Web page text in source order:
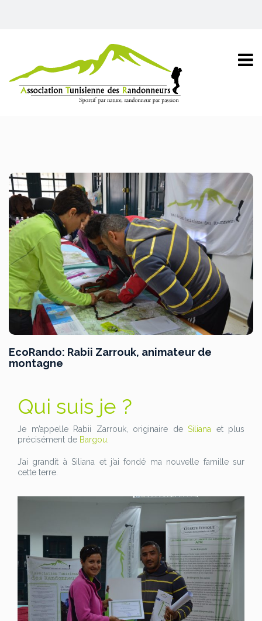
EcoRando: Rabii Zarrouk, animateur de
montagne
Qui suis je ?
Je m’appelle Rabii Zarrouk, originaire de Siliana et plus
précisément de Bargou
J’ai grandit à Siliana et j’ai fondé ma nouvelle famille sur
cette terre.